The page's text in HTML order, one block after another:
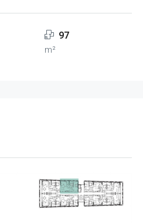
97
m²